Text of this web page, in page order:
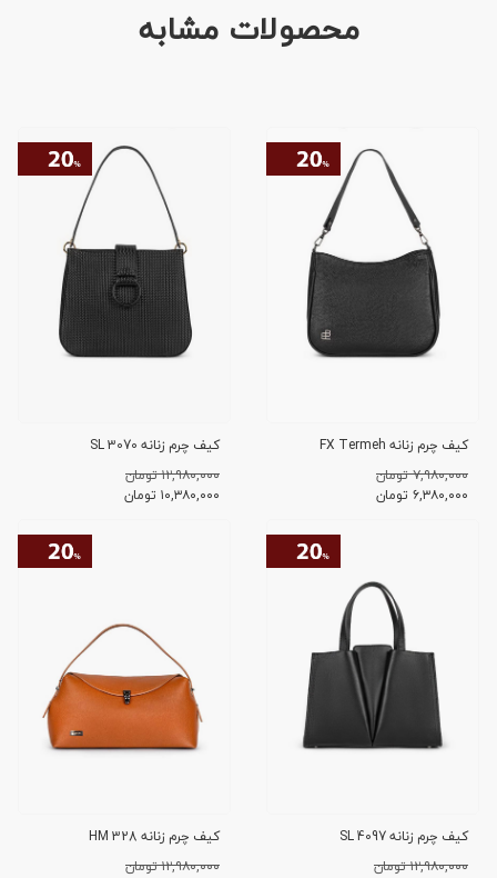
محصولات مشابه
کیف چرم زنانه FX Termeh
۷,۹۸۰,۰۰۰ تومان
۶,۳۸۰,۰۰۰ تومان
کیف چرم زنانه SL 3070
۱۲,۹۸۰,۰۰۰ تومان
۱۰,۳۸۰,۰۰۰ تومان
کیف چرم زنانه SL 4097
۱۲,۹۸۰,۰۰۰ تومان
کیف چرم زنانه HM 328
۱۲,۹۸۰,۰۰۰ تومان